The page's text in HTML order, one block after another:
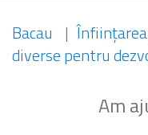
Bacau |
diverse pentru
Am